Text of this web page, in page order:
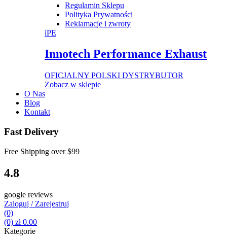
Regulamin Sklepu
Polityka Prywatności
Reklamacje i zwroty
iPE
Innotech Performance Exhaust
OFICJALNY POLSKI DYSTRYBUTOR
Zobacz w sklepie
O Nas
Blog
Kontakt
Fast Delivery
Free Shipping over$99
4.8
google reviews
Zaloguj / Zarejestruj
(0)
(0) zł0.00
Kategorie